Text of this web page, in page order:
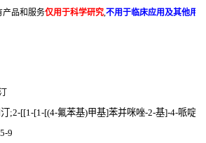
产品和服务仅用于科学研究,不用于临床应用及其他用
;2-[[1-[1-[(4-氟苯基)甲基]苯并咪唑-2-基]-4-哌啶
9